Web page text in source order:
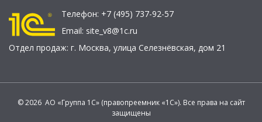
Телефон: +7 (495) 737-92-57
Email: site_v8@1c.ru
Отдел продаж: г. Москва, улица Селезнёвская, дом 21
© 2026 АО «Группа 1С» (правопреемник «1С»). Все права на сайт
защищены